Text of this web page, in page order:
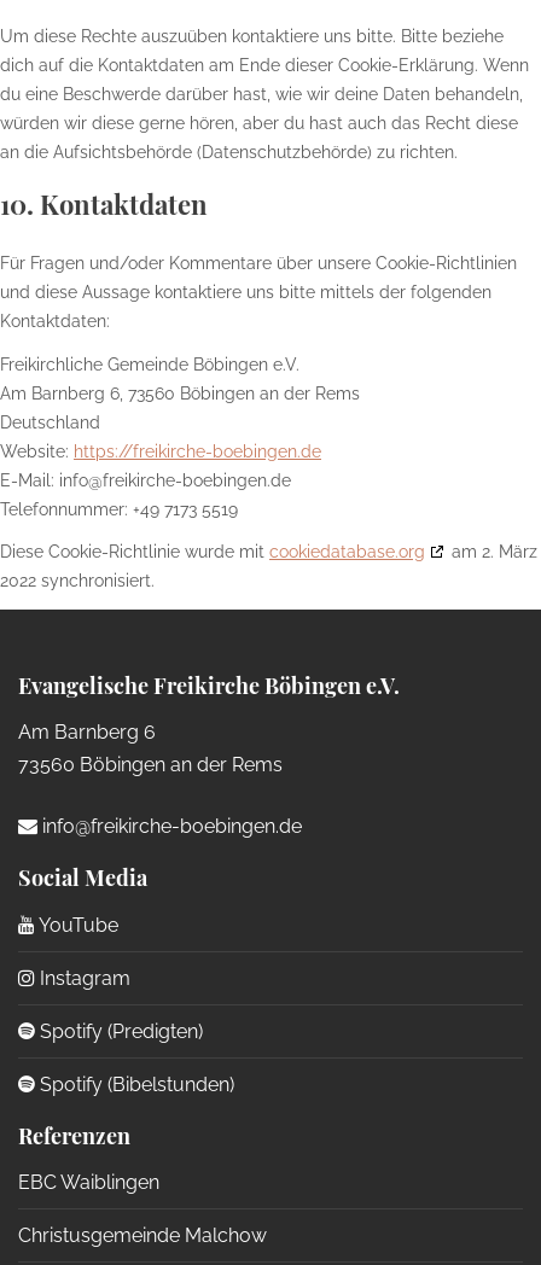
Um diese Rechte auszuüben kontaktiere uns bitte. Bitte beziehe
dich auf die Kontaktdaten am Ende dieser Cookie-Erklärung. Wenn
du eine Beschwerde darüber hast, wie wir deine Daten behandeln,
würden wir diese gerne hören, aber du hast auch das Recht diese
an die Aufsichtsbehörde (Datenschutzbehörde) zu richten.
10. Kontaktdaten
Für Fragen und/oder Kommentare über unsere Cookie-Richtlinien
und diese Aussage kontaktiere uns bitte mittels der folgenden
Kontaktdaten:
Freikirchliche Gemeinde Böbingen e.V.
Am Barnberg 6, 73560 Böbingen an der Rems
Deutschland
Website: https://freikirche-boebingen.de
E-Mail: info@freikirche-boebingen.de
Telefonnummer: +49 7173 5519
Diese Cookie-Richtlinie wurde mit cookiedatabase.org
am 2. März
2022 synchronisiert.
Evangelische Freikirche Böbingen e.V.
Am Barnberg 6
73560 Böbingen an der Rems
info@freikirche-boebingen.de
Social Media
YouTube
Instagram
Spotify (Predigten)
Spotify (Bibelstunden)
Referenzen
EBC Waiblingen
Christusgemeinde Malchow